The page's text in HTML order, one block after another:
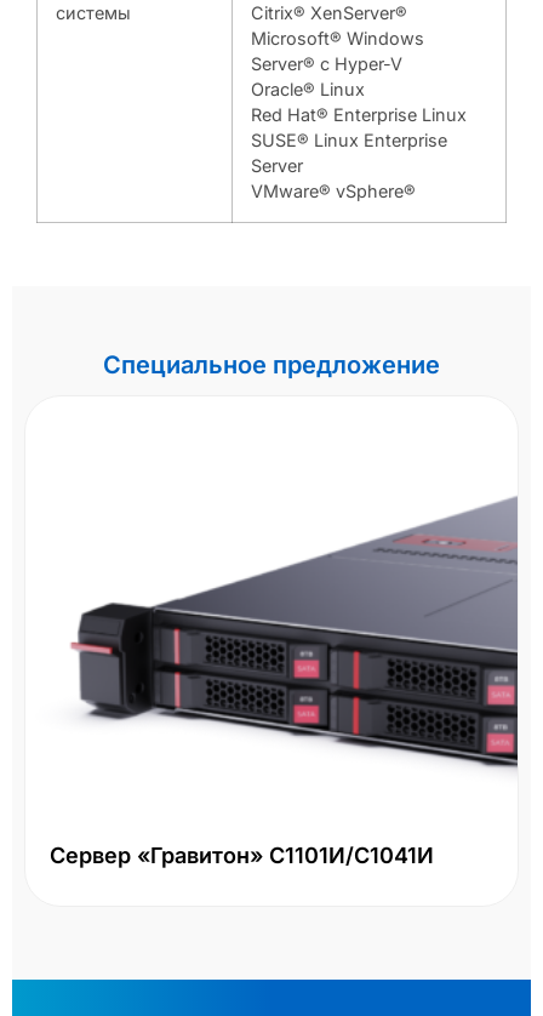
системы
Citrix® XenServer®
Microsoft® Windows
Server® с Hyper-V
Oracle® Linux
Red Hat® Enterprise Linux
SUSE® Linux Enterprise
Server
VMware® vSphere®
Специальное предложение
Сервер «Гравитон» С1101И/С1041И